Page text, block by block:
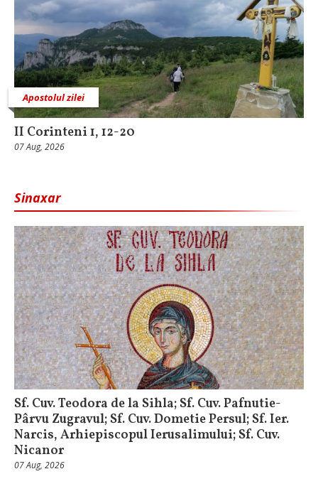
Apostolul zilei
II Corinteni 1, 12-20
07 Aug, 2026
Sinaxar
Sf. Cuv. Teodora de la Sihla; Sf. Cuv. Pafnutie-
Pârvu Zugravul; Sf. Cuv. Dometie Persul; Sf. Ier.
Narcis, Arhiepiscopul Ierusalimului; Sf. Cuv.
Nicanor
07 Aug, 2026